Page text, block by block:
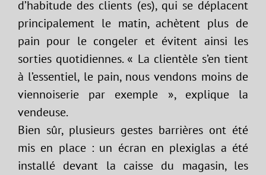
d’habitude des clients (es), qui se déplacent
principalement le matin, achètent plus de
pain pour le congeler et évitent ainsi les
sorties quotidiennes. « La clientèle s’en tient
à l’essentiel, le pain, nous vendons moins de
viennoiserie par exemple », explique la
vendeuse.
Bien sûr, plusieurs gestes barrières ont été
mis en place : un écran en plexiglas a été
installé devant la caisse du magasin, les